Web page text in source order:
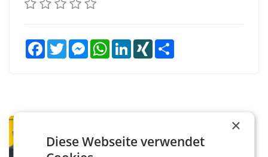
FacebookTwitter MessengerWhatsAppLinkedInXING
Österreichische Post: Umsatzplus im
ersten Halbjahr trotz schwachem
×
Diese Webseite verwendet